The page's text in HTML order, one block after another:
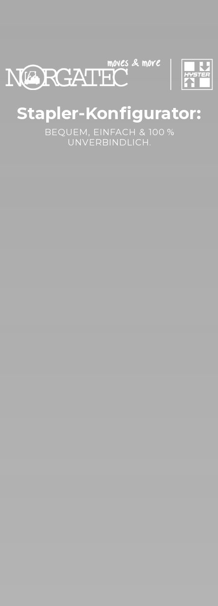
Stapler-Konfigurator:
BEQUEM, EINFACH & 100 %
UNVERBINDLICH.